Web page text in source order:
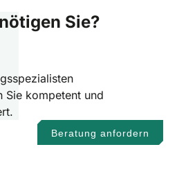
Sie?
Sie kompetent und
Beratung anfordern